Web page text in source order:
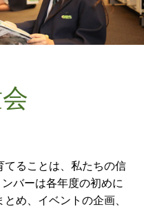
てることは、私たちの信
バーは各年度の初めに
め、イベントの企画、